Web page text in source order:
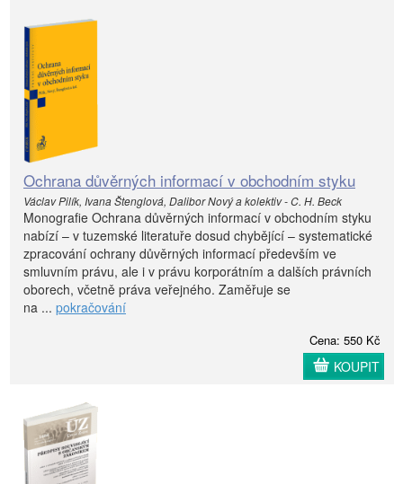
Ochrana důvěrných informací v obchodním styku
Václav Pilík, Ivana Štenglová, Dalibor Nový a kolektiv - C. H. Beck
Monografie Ochrana důvěrných informací v obchodním styku
nabízí – v tuzemské literatuře dosud chybějící – systematické
zpracování ochrany důvěrných informací především ve
smluvním právu, ale i v právu korporátním a dalších právních
oborech, včetně práva veřejného. Zaměřuje se
na ... pokračování
Cena: 550 Kč
KOUPIT